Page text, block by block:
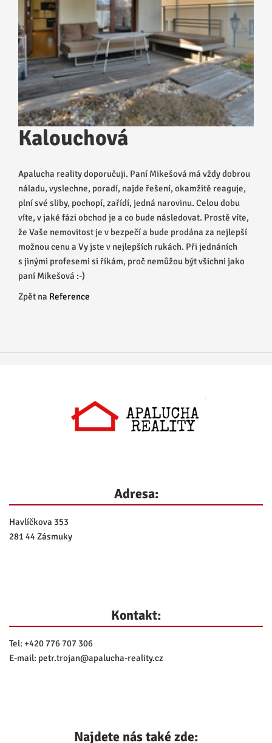
Kalouchová
Apalucha reality doporučuji. Paní Mikešová má vždy dobrou
náladu, vyslechne, poradí, najde řešení, okamžitě reaguje,
plní své sliby, pochopí, zařídí, jedná narovinu. Celou dobu
víte, v jaké fázi obchod je a co bude následovat. Prostě víte,
že Vaše nemovitost je v bezpečí a bude prodána za nejlepší
možnou cenu a Vy jste v nejlepších rukách. Při jednáních
s jinými profesemi si říkám, proč nemůžou být všichni jako
paní Mikešová :-)
Zpět na Reference
Adresa:
Havlíčkova 353
281 44 Zásmuky
Kontakt:
Tel: +420 776 707 306
E-mail: petr.trojan@apalucha-reality.cz
Najdete nás také zde: